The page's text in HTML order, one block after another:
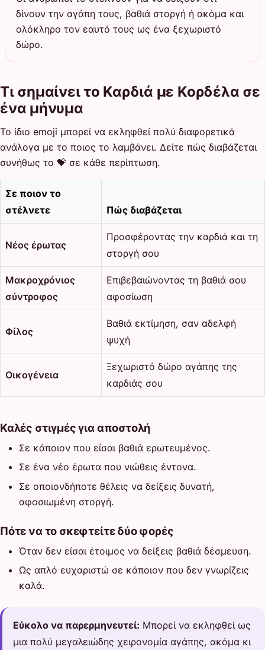
δίνουν την αγάπη τους, βαθιά στοργή ή ακόμα και
ολόκληρο τον εαυτό τους ως ένα ξεχωριστό
δώρο.
Τι σημαίνει το Καρδιά με Κορδέλα σε
ένα μήνυμα
Το ίδιο emoji μπορεί να εκληφθεί πολύ διαφορετικά
ανάλογα με το ποιος το λαμβάνει. Δείτε πώς διαβάζεται
συνήθως το 💝 σε κάθε περίπτωση.
Σε ποιον το
στέλνετε
Πώς διαβάζεται
Νέος έρωτας
Προσφέροντας την καρδιά και τη
στοργή σου
Μακροχρόνιος
σύντροφος
Επιβεβαιώνοντας τη βαθιά σου
αφοσίωση
Φίλος
Βαθιά εκτίμηση, σαν αδελφή
ψυχή
Οικογένεια
Ξεχωριστό δώρο αγάπης της
καρδιάς σου
Καλές στιγμές για αποστολή
Σε κάποιον που είσαι βαθιά ερωτευμένος.
Σε ένα νέο έρωτα που νιώθεις έντονα.
Σε οποιονδήποτε θέλεις να δείξεις δυνατή,
αφοσιωμένη στοργή.
Πότε να το σκεφτείτε δύο φορές
Όταν δεν είσαι έτοιμος να δείξεις βαθιά δέσμευση.
Ως απλό ευχαριστώ σε κάποιον που δεν γνωρίζεις
καλά.
Εύκολο να παρερμηνευτεί: Μπορεί να εκληφθεί ως
μια πολύ μεγαλειώδης χειρονομία αγάπης, ακόμα κι